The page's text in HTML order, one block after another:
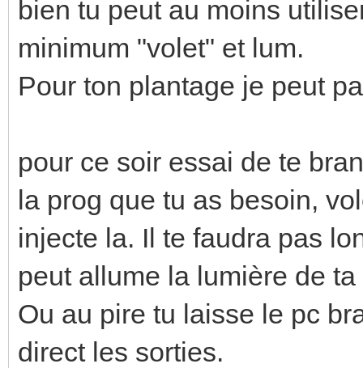
bien tu peut au moins
minimum "volet" et lum.
Pour ton plantage je peut
pour ce soir essai de te
la prog que tu as besoin,
injecte la. Il te faudra pas
peut allume la lumière de ta
Ou au pire tu laisse le pc
direct les sorties.